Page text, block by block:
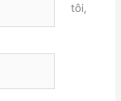
tôi,